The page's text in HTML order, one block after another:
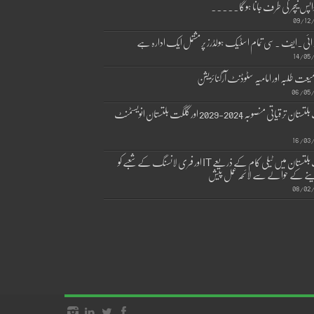
نیچر کی طرف جانا ہوگا۔۔۔۔۔
09/
۔سی تمام اسٹیک ہولڈرز پر مشتمل ایک ادارہ ہے
14/
طلبہ اور امامیہ سٹوڈنٹ آرگنائزیشن
06/
گلگت بلتستان ترقیاتی منصوبہ 2024-2029 اورگلگت بلتستان انویسٹمنٹ
16/
گلگت بلتستان میں ٹیلی کام کے ذریعے IT اور فری لانسنگ کے شعبے کو کے حوالے سے لائحہ عمل پیش
08/